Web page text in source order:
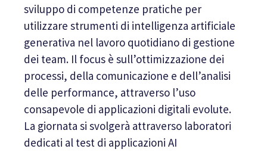
sviluppo di competenze pratiche per
utilizzare strumenti di intelligenza artificiale
generativa nel lavoro quotidiano di gestione
dei team. Il focus è sull’ottimizzazione dei
processi, della comunicazione e dell’analisi
delle performance, attraverso l’uso
consapevole di applicazioni digitali evolute.
La giornata si svolgerà attraverso laboratori
dedicati al test di applicazioni AI